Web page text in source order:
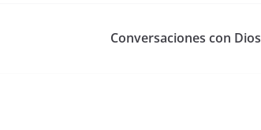
Conversaciones con Dios